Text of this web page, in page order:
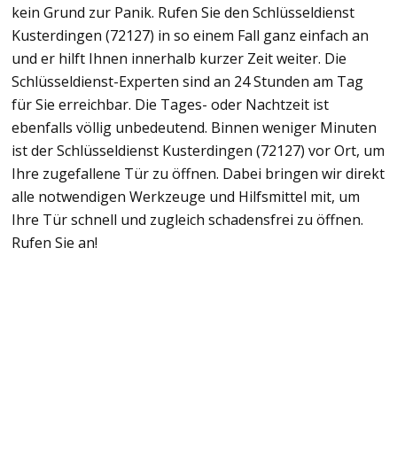
kein Grund zur Panik. Rufen Sie den Schlüsseldienst
Kusterdingen (72127) in so einem Fall ganz einfach an
und er hilft Ihnen innerhalb kurzer Zeit weiter. Die
Schlüsseldienst-Experten sind an 24 Stunden am Tag
für Sie erreichbar. Die Tages- oder Nachtzeit ist
ebenfalls völlig unbedeutend. Binnen weniger Minuten
ist der Schlüsseldienst Kusterdingen (72127) vor Ort, um
Ihre zugefallene Tür zu öffnen. Dabei bringen wir direkt
alle notwendigen Werkzeuge und Hilfsmittel mit, um
Ihre Tür schnell und zugleich schadensfrei zu öffnen.
Rufen Sie an!